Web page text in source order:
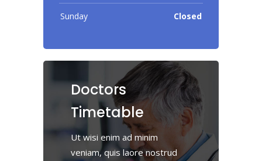
Sunday Closed
Doctors
Timetable
Ut wisi enim ad minim
veniam, quis laore nostrud